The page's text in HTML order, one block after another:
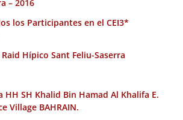
– 2016
los Participantes en el CEI3*
Hípico Sant Feliu-Saserra
HH SH Khalid Bin Hamad Al Khalifa E.
Village BAHRAIN.